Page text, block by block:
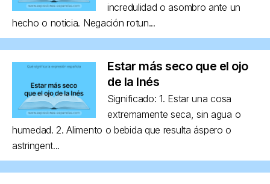
incredulidad o asombro ante un
hecho o noticia. Negación rotun...
Estar más seco que el ojo
de la Inés
Significado: 1. Estar una cosa
extremamente seca, sin agua o
humedad. 2. Alimento o bebida que resulta áspero o
astringent...